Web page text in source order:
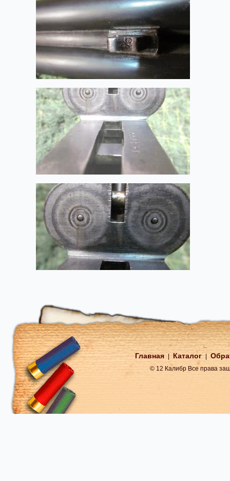
Главная Каталог
© 12 Калибр Все права